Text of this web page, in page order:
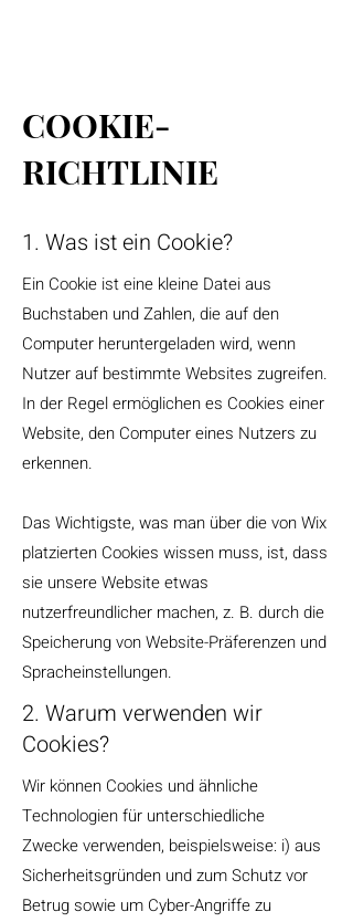
COOKIE-
RICHTLINIE
1. Was ist ein Cookie?
Ein Cookie ist eine kleine Datei aus
Buchstaben und Zahlen, die auf den
Computer heruntergeladen wird, wenn
Nutzer auf bestimmte Websites zugreifen.
In der Regel ermöglichen es Cookies einer
Website, den Computer eines Nutzers zu
erkennen.
Das Wichtigste, was man über die von Wix
platzierten Cookies wissen muss, ist, dass
sie unsere Website etwas
nutzerfreundlicher machen, z. B. durch die
Speicherung von Website-Präferenzen und
Spracheinstellungen.
2. Warum verwenden wir
Cookies?
Wir können Cookies und ähnliche
Technologien für unterschiedliche
Zwecke verwenden, beispielsweise: i) aus
Sicherheitsgründen und zum Schutz vor
Betrug sowie um Cyber-Angriffe zu